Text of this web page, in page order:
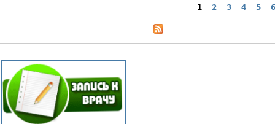
1 2 3 4 5 6